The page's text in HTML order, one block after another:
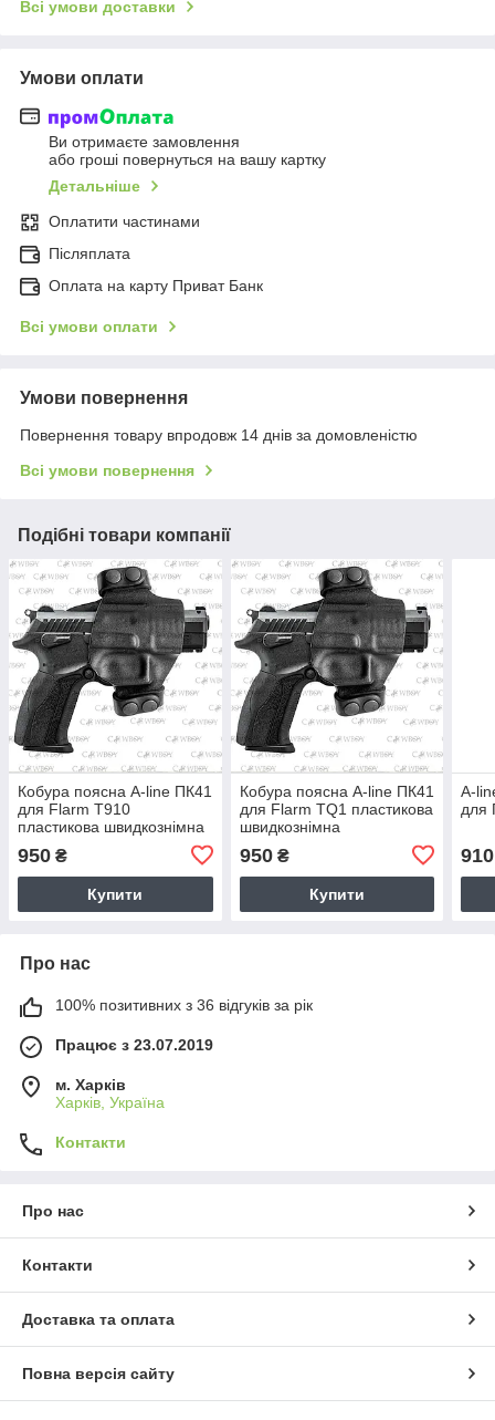
Всі умови доставки
Умови оплати
Ви отримаєте замовлення
або гроші повернуться на вашу картку
Детальніше
Оплатити частинами
Післяплата
Оплата на карту Приват Банк
Всі умови оплати
Умови повернення
Повернення товару впродовж 14 днів за домовленістю
Всі умови повернення
Подібні товари компанії
Кобура поясна A-line ПК41
для Flarm T910
пластикова швидкознімна
950 ₴
Купити
Кобура поясна A-line ПК41
для Flarm TQ1 пластикова
швидкознімна
950₴
Купити
A-
для
910
Про нас
100% позитивних з 36 відгуків за рік
Працює з 23.07.2019
м. Харків
Харків, Україна
Контакти
Про нас
Контакти
Доставка та оплата
Повна версія сайту